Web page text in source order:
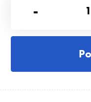
- 1